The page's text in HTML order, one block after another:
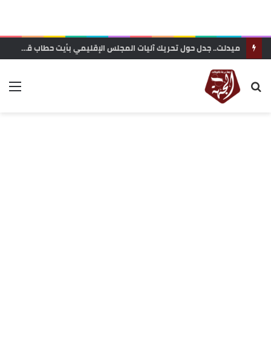
ميدلت.. جدل حول تحريك آليات المجلس الإقليمي بأيت حطاب قبيل الانتخابات التشريعية